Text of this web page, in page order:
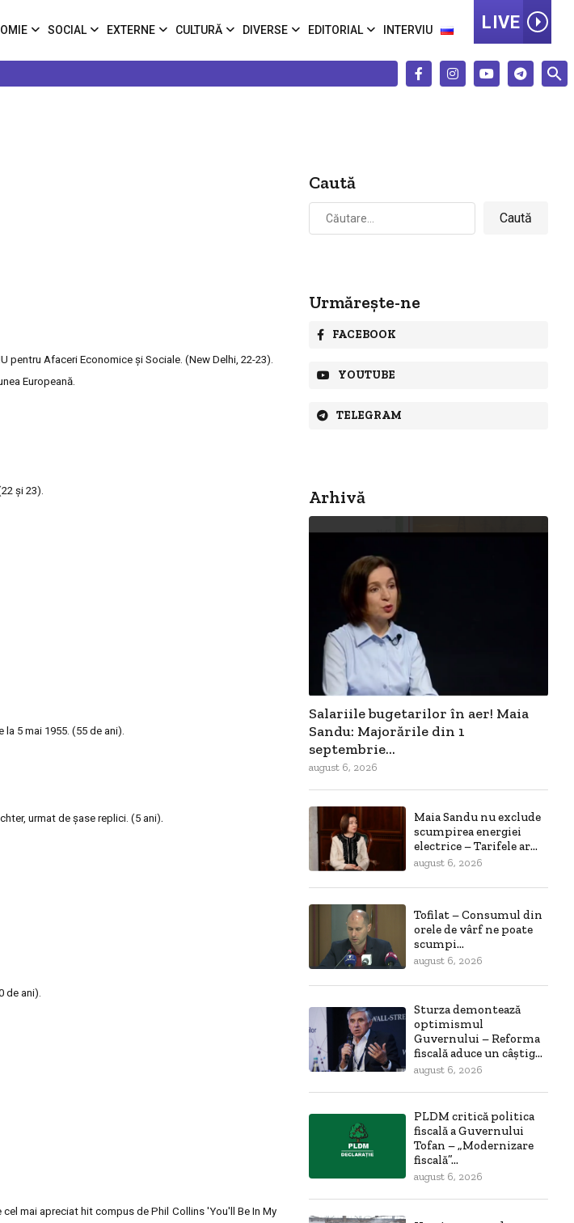
SOCIAL EXTERNE CULTURĂ DIVERSE EDITORIAL INTERVIU LIVE
pentru Afaceri Economice şi Sociale. (New Delhi, 22-23).
Europeană.
şi 23).
5 mai 1955. (55 de ani).
urmat de şase replici. (5 ani).
de ani).
mai apreciat hit compus de Phil Collins 'You'll Be In My
Caută
Caută
după:
Urmărește-ne
FACEBOOK
YOUTUBE
TELEGRAM
Arhivă
Salariile bugetarilor în aer! Maia
Sandu: Majorările din 1
septembrie...
august 6, 2026
Maia Sandu nu exclude
scumpirea energiei
electrice – Tarifele ar...
august 6, 2026
Tofilat – Consumul din
orele de vârf ne poate
scumpi...
august 6, 2026
Sturza demontează
optimismul
Guvernului – Reforma
fiscală aduce un câștig...
august 6, 2026
PLDM critică politica
fiscală a Guvernului
Tofan – „Modernizare
fiscală”...
august 6, 2026